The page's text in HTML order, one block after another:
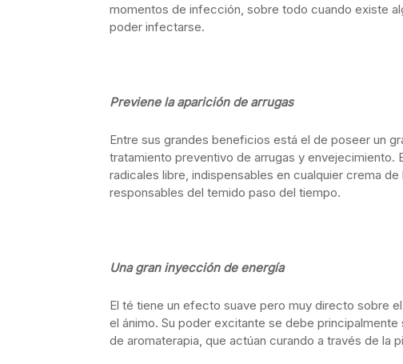
momentos de infección, sobre todo cuando existe
poder infectarse.
Previene la aparición de arrugas
Entre sus grandes beneficios está el de poseer un
tratamiento preventivo de arrugas y
radicales libre, indispensables en cualquier crema
responsables del temido paso del tiempo.
Una gran inyección de energía
El té tiene un efecto suave pero muy directo sobre
el ánimo. Su poder excitante se debe
de aromaterapia, que actúan curando a través de la